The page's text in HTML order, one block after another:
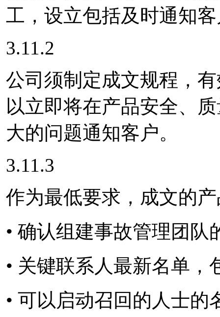
工，设立包括及时通知
3.11.2
公司须制定成文规程，
以立即将在产品安全、
大的问题通知客户。
3.11.3
作为最低要求，成文的
• 确认组建事故管理团
• 关键联系人最新名单
• 可以启动召回的人士的